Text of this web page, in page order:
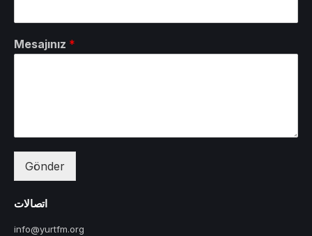
Mesajınız *
Gönder
اتصالات
info@yurtfm.org